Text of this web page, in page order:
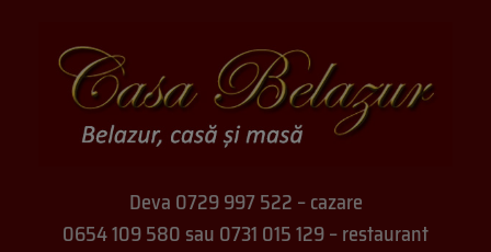
Deva 0729 997 522 – cazare
0654 109 580 sau 0731 015 129 – restaurant